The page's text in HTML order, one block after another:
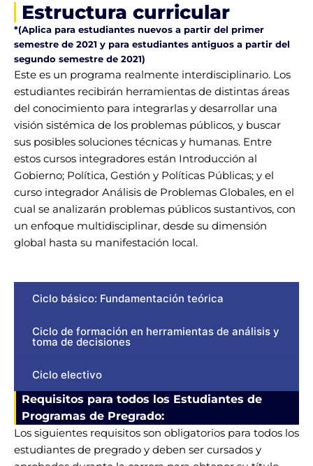
Ciclo básico: Fundamentación teórica
Ciclo de formación en herramientas de análisis y
toma de decisiones
Ciclo electivo
Requisitos para todos los Estudiantes de
Programas de Pregrado:
Los siguientes requisitos son obligatorios para todos los
estudiantes de pregrado y deben ser cursados y
Estructura curricular
*(Aplica para estudiantes nuevos a partir del primer
semestre de 2021 y para estudiantes antiguos a partir del
segundo semestre de 2021)
Este es un programa realmente interdisciplinario. Los
estudiantes recibirán herramientas de distintas áreas
del conocimiento para integrarlas y desarrollar una
visión sistémica de los problemas públicos, y buscar
sus posibles soluciones técnicas y humanas. Entre
estos cursos integradores están Introducción al
Gobierno; Política, Gestión y Políticas Públicas; y el
curso integrador Análisis de Problemas Globales, en el
cual se analizarán problemas públicos sustantivos, con
un enfoque multidisciplinar, desde su dimensión
global hasta su manifestación local.